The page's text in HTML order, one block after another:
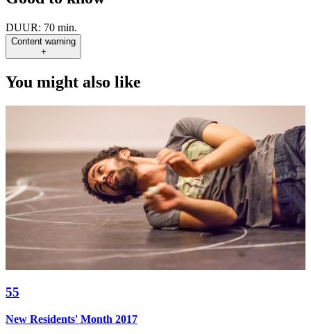
DUUR: 70 min.
Content warning
+
You might also like
55
New Residents' Month 2017